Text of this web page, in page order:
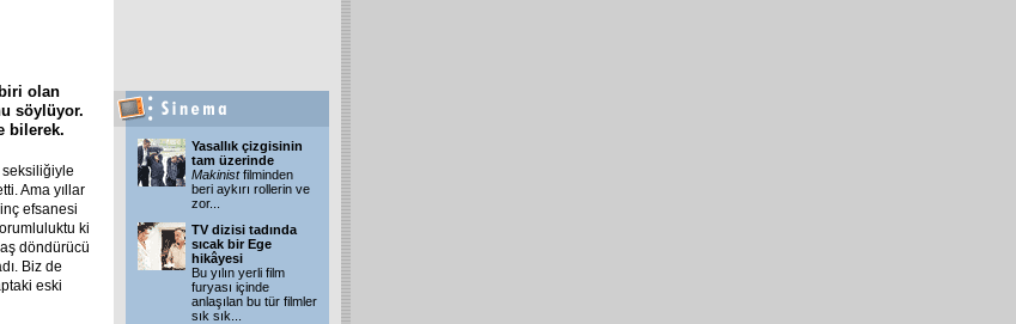
olan
söylüyor.
bilerek.
seksiliğiyle
Ama yıllar
efsanesi
ki
döndürücü
Biz de
eski
Yasallık çizgisinin
tam üzerinde
Makinistfilminden
beri aykırı rollerin ve
zor...
TV dizisi tadında
sıcak bir Ege
hikâyesi
Bu yılın yerli film
furyası içinde
anlaşılan bu tür filmler
sık sık